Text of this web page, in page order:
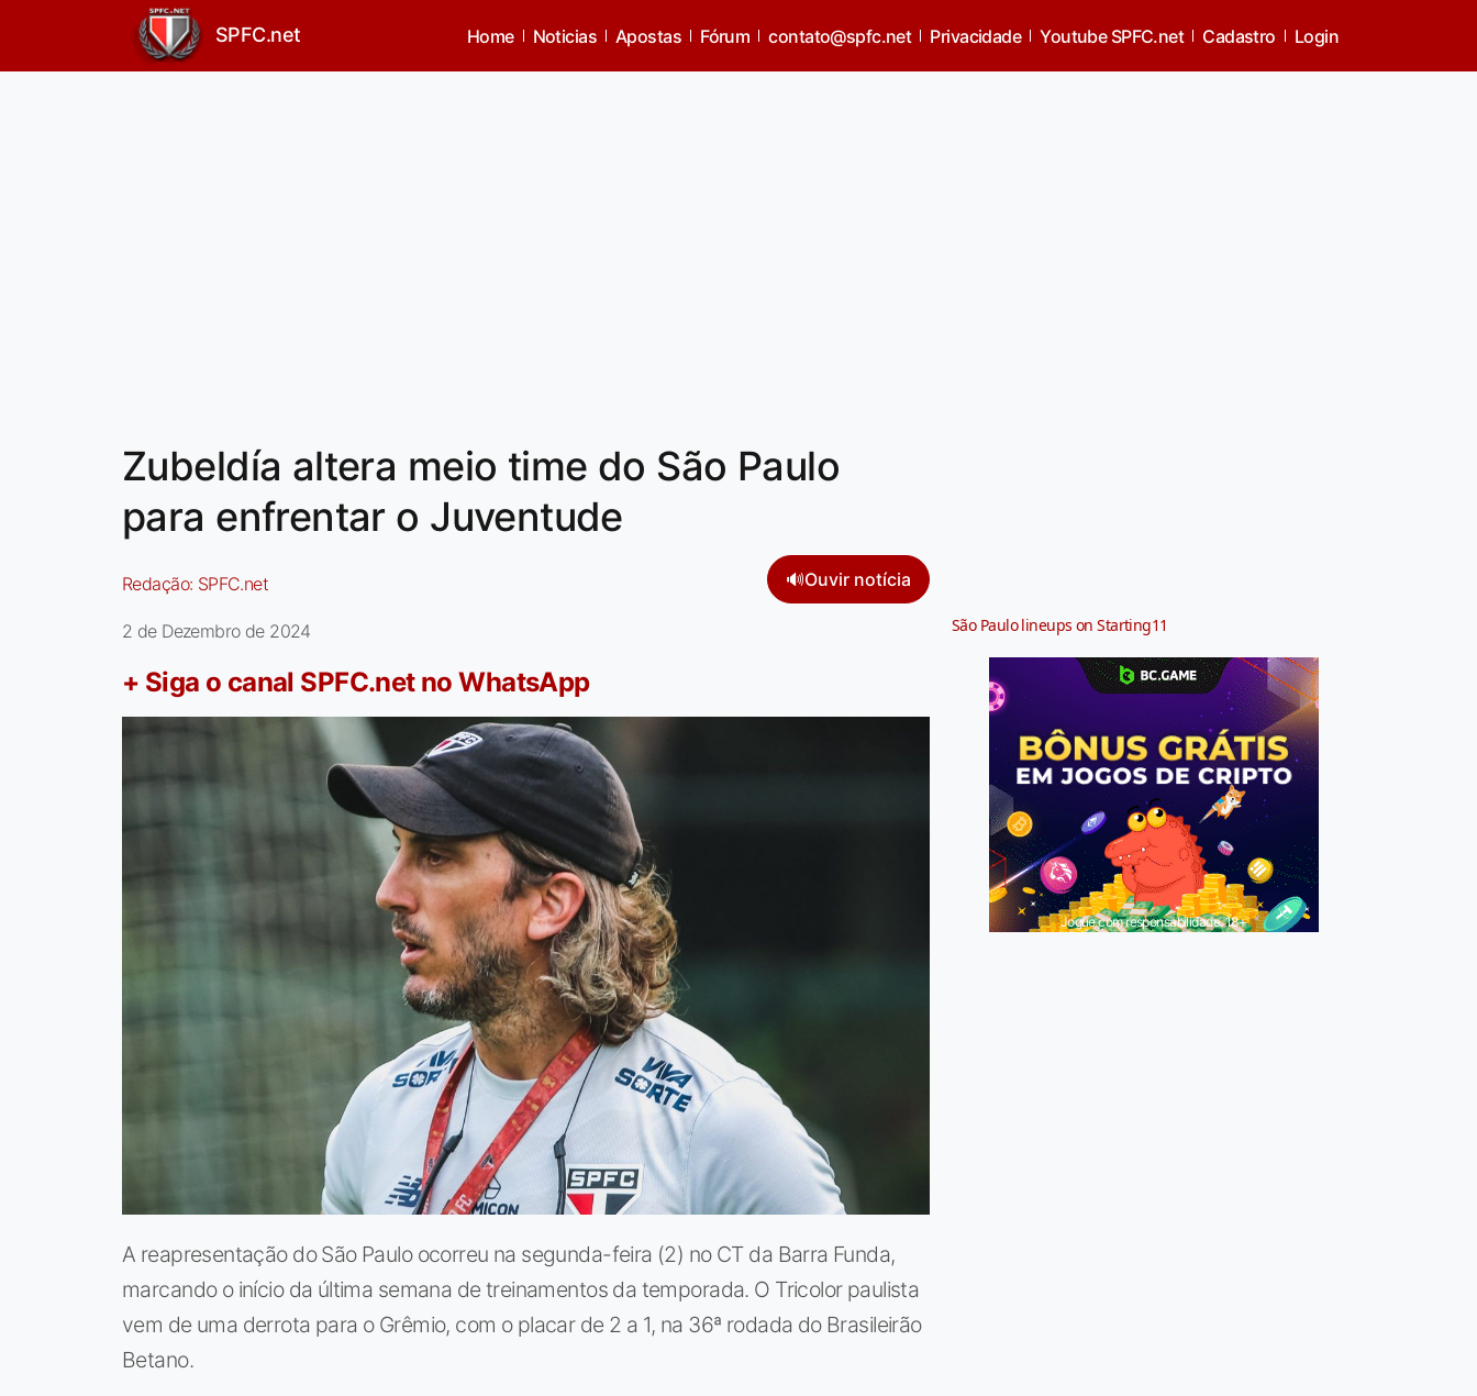
SPFC.net Home Noticias Apostas Fórum contato@spfc.net Privacidade Youtube SPFC.net Cadastro Login
Zubeldía altera meio time do São Paulo
para enfrentar o Juventude
Redação: SPFC.net 🔊Ouvir notícia
2 de Dezembro de 2024
+ Siga o canal SPFC.net no WhatsApp
A reapresentação do São Paulo ocorreu na segunda-feira (2) no CT da Barra Funda,
marcando o início da última semana de treinamentos da temporada. O Tricolor paulista
vem de uma derrota para o Grêmio, com o placar de 2 a 1, na 36ª rodada do Brasileirão
Betano.
São Paulo lineups on Starting11
Jogue com responsabilidade. 18+